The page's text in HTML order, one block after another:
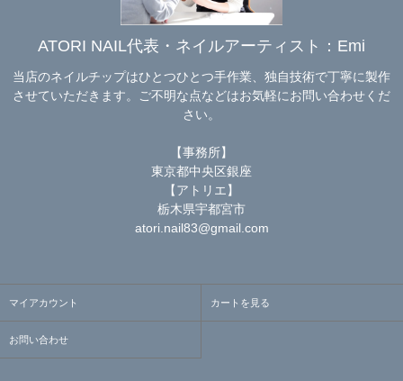
ATORI NAIL代表・ネイルアーティスト：Emi
当店のネイルチップはひとつひとつ手作業、独自技術で丁寧に製作
させていただきます。ご不明な点などはお気軽にお問い合わせくだ
さい。
【事務所】
東京都中央区銀座
【アトリエ】
栃木県宇都宮市
atori.nail83@gmail.com
マイアカウント カートを見る
お問い合わせ